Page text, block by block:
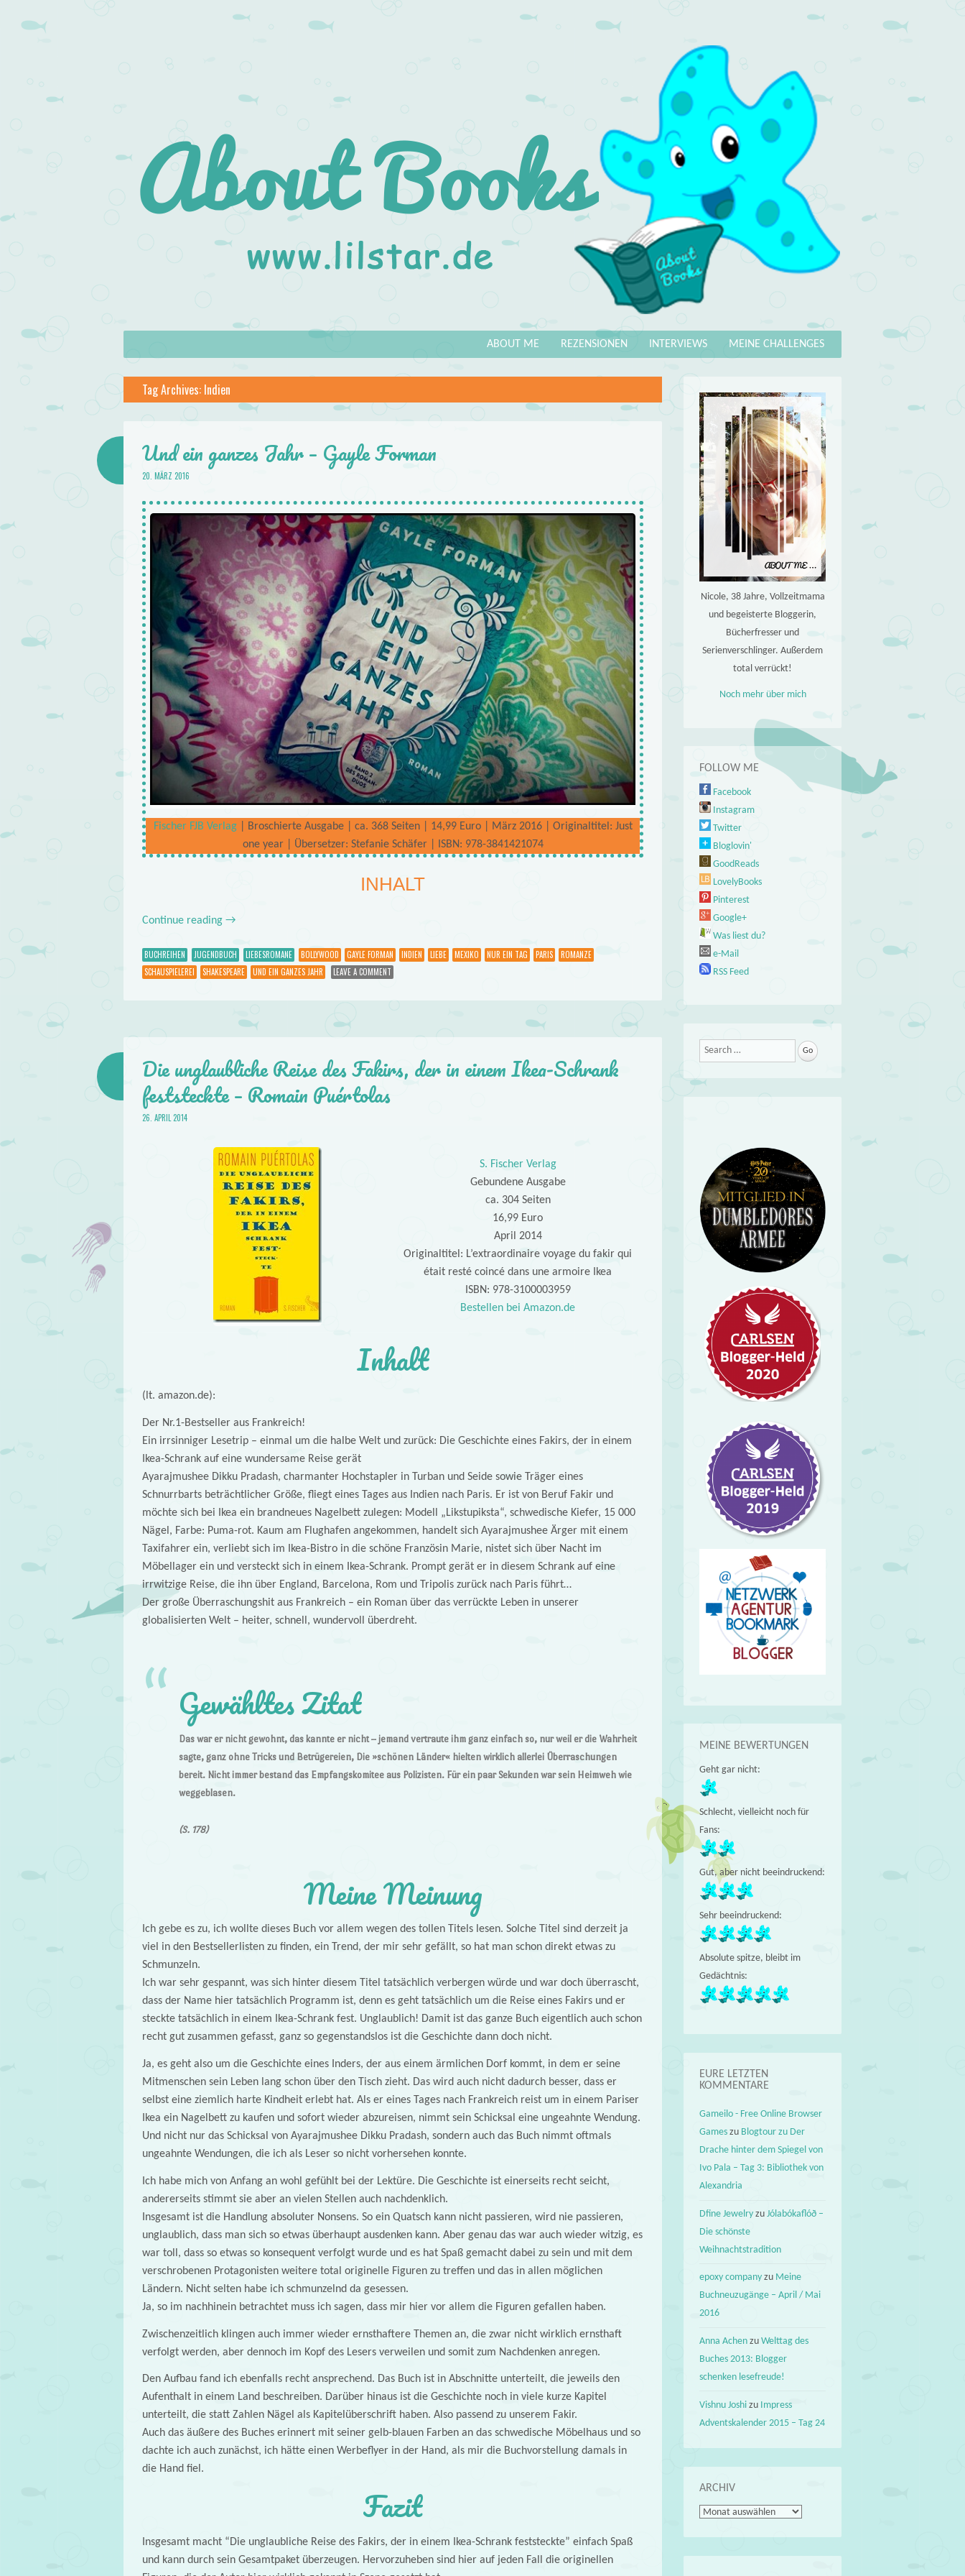
About
Books
Menu MEINE CHALLENGES
INTERVIEWS
REZENSIONEN
ABOUT ME
Tag Archives: Indien
Und ein ganzes Jahr – Gayle Forman
20. MÄRZ 2016
Fischer FJB Verlag| Broschierte Ausgabe | ca. 368 Seiten | 14,99 Euro | März 2016 | Originaltitel: Just
one year | Übersetzer: Stefanie Schäfer | ISBN: 978-3841421074
INHALT
Continue reading →
BUCHREIHEN JUGENDBUCH LIEBESROMANE BOLLYWOOD GAYLE FORMAN INDIEN LIEBE MEXIKO NUR EIN TAG PARIS
ROMANZE
SCHAUSPIELEREI
SHAKESPEARE UND EIN GANZES JAHR LEAVE A COMMENT
Die unglaubliche Reise des Fakirs, der in einem Ikea-Schrank
feststeckte – Romain Puértolas
26. APRIL 2014
S. Fischer Verlag
Gebundene Ausgabe
ca. 304 Seiten
16,99 Euro
April 2014
Originaltitel: L’extraordinaire voyage du fakir qui
était resté coincé dans une armoire Ikea
ISBN: 978-3100003959
Bestellen bei Amazon.de
Inhalt
(lt. amazon.de):
Der Nr.1-Bestseller aus Frankreich!
Ein irrsinniger Lesetrip – einmal um die halbe Welt und zurück: Die Geschichte eines Fakirs, der in einem
Ikea-Schrank auf eine wundersame Reise gerät
Ayarajmushee Dikku Pradash, charmanter Hochstapler in Turban und Seide sowie Träger eines
Schnurrbarts beträchtlicher Größe, fliegt eines Tages aus Indien nach Paris. Er ist von Beruf Fakir und
möchte sich bei Ikea ein brandneues Nagelbett zulegen: Modell „Likstupiksta“, schwedische Kiefer, 15 000
Nägel, Farbe: Puma-rot. Kaum am Flughafen angekommen, handelt sich Ayarajmushee Ärger mit einem
Taxifahrer ein, verliebt sich im Ikea-Bistro in die schöne Französin Marie, nistet sich über Nacht im
Möbellager ein und versteckt sich in einem Ikea-Schrank. Prompt gerät er in diesem Schrank auf eine
irrwitzige Reise, die ihn über England, Barcelona, Rom und Tripolis zurück nach Paris führt…
Der große Überraschungshit aus Frankreich – ein Roman über das verrückte Leben in unserer
globalisierten Welt – heiter, schnell, wundervoll überdreht.
Gewähltes Zitat
Das war er nicht gewohnt, das kannte er nicht – jemand vertraute ihm ganz einfach so, nur weil er die Wahrheit
sagte, ganz ohne Tricks und Betrügereien, Die »schönen Länder« hielten wirklich allerlei Überraschungen
bereit. Nicht immer bestand das Empfangskomitee aus Polizisten. Für ein paar Sekunden war sein Heimweh wie
weggeblasen.
(S. 178)
Meine Meinung
Ich gebe es zu, ich wollte dieses Buch vor allem wegen des tollen Titels lesen. Solche Titel sind derzeit ja
viel in den Bestsellerlisten zu finden, ein Trend, der mir sehr gefällt, so hat man schon direkt etwas zu
Schmunzeln.
Ich war sehr gespannt, was sich hinter diesem Titel tatsächlich verbergen würde und war doch überrascht,
dass der Name hier tatsächlich Programm ist, denn es geht tatsächlich um die Reise eines Fakirs und er
steckte tatsächlich in einem Ikea-Schrank fest. Unglaublich! Damit ist das ganze Buch eigentlich auch schon
recht gut zusammen gefasst, ganz so gegenstandslos ist die Geschichte dann doch nicht.
Ja, es geht also um die Geschichte eines Inders, der aus einem ärmlichen Dorf kommt, in dem er seine
Mitmenschen sein Leben lang schon über den Tisch zieht. Das wird auch nicht dadurch besser, dass er
selbst eine ziemlich harte Kindheit erlebt hat. Als er eines Tages nach Frankreich reist um in einem Pariser
Ikea ein Nagelbett zu kaufen und sofort wieder abzureisen, nimmt sein Schicksal eine ungeahnte Wendung.
Und nicht nur das Schicksal von Ayarajmushee Dikku Pradash, sondern auch das Buch nimmt oftmals
ungeahnte Wendungen, die ich als Leser so nicht vorhersehen konnte.
Ich habe mich von Anfang an wohl gefühlt bei der Lektüre. Die Geschichte ist einerseits recht seicht,
andererseits stimmt sie aber an vielen Stellen auch nachdenklich.
Insgesamt ist die Handlung absoluter Nonsens. So ein Quatsch kann nicht passieren, wird nie passieren,
unglaublich, dass man sich so etwas überhaupt ausdenken kann. Aber genau das war auch wieder witzig, es
war toll, dass so etwas so konsequent verfolgt wurde und es hat Spaß gemacht dabei zu sein und mit dem
verschrobenen Protagonisten weitere total originelle Figuren zu treffen und das in allen möglichen
Ländern. Nicht selten habe ich schmunzelnd da gesessen.
Ja, so im nachhinein betrachtet muss ich sagen, dass mir hier vor allem die Figuren gefallen haben.
Zwischenzeitlich klingen auch immer wieder ernsthaftere Themen an, die zwar nicht wirklich ernsthaft
verfolgt werden, aber dennoch im Kopf des Lesers verweilen und somit zum Nachdenken anregen.
Den Aufbau fand ich ebenfalls recht ansprechend. Das Buch ist in Abschnitte unterteilt, die jeweils den
Aufenthalt in einem Land beschreiben. Darüber hinaus ist die Geschichte noch in viele kurze Kapitel
unterteilt, die statt Zahlen Nägel als Kapitelüberschrift haben. Also passend zu unserem Fakir.
Auch das äußere des Buches erinnert mit seiner gelb-blauen Farben an das schwedische Möbelhaus und so
dachte ich auch zunächst, ich hätte einen Werbeflyer in der Hand, als mir die Buchvorstellung damals in
die Hand fiel.
Fazit
Insgesamt macht “Die unglaubliche Reise des Fakirs, der in einem Ikea-Schrank feststeckte” einfach Spaß
und kann durch sein Gesamtpaket überzeugen. Hervorzuheben sind hier auf jeden Fall die originellen
Nicole, 38 Jahre, Vollzeitmama
und begeisterte Bloggerin,
Bücherfresser und
Serienverschlinger. Außerdem
total verrückt!
Noch mehr über mich
FOLLOW ME
Facebook
Instagram
Twitter
Bloglovin'
GoodReads
LovelyBooks
Pinterest
Google+
Was liest du?
e-Mail
RSS Feed
Search
MEINE BEWERTUNGEN
Geht gar nicht:
Schlecht, vielleicht noch für
Fans:
Gut, aber nicht beeindruckend:
Sehr beeindruckend:
Absolute spitze, bleibt im
Gedächtnis:
EURE LETZTEN
KOMMENTARE
Gameilo - Free Online Browser
Games zu Blogtour zu Der
Drache hinter dem Spiegel von
Ivo Pala – Tag 3: Bibliothek von
Alexandria
Dfine Jewelry zuJólabókaflóð –
Die schönste
Weihnachtstradition
epoxy company zu Meine
Buchneuzugänge – April / Mai
2016
Anna Achen zuWelttag des
Buches 2013: Blogger
schenken lesefreude!
Vishnu Joshi zu Impress
Adventskalender 2015 – Tag 24
ARCHIV
Archiv